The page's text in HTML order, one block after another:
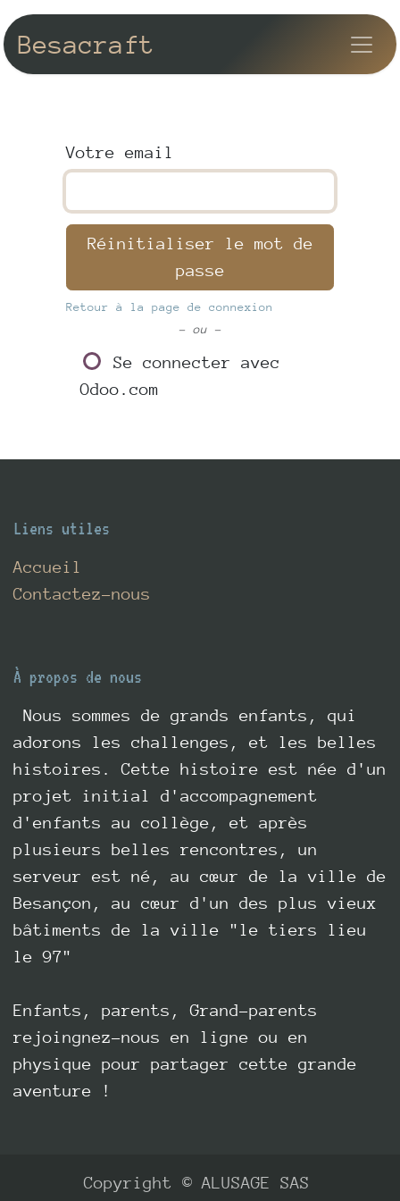
Se rendre au contenu
Besacraft
Votre email
Réinitialiser le mot de
passe
Retour à la page de connexion
- ou -
Se connecter avec
Odoo.com
Liens utiles
Accueil
Contactez-nous
À propos de nous
Nous sommes de grands enfants, qui
adorons les challenges, et les belles
histoires. Cette histoire est née d'un
projet initial d'accompagnement
d'enfants au collège, et après
plusieurs belles rencontres, un
serveur est né, au cœur de la ville de
Besançon, au cœur d'un des plus vieux
bâtiments de la ville "le tiers lieu
le 97"
Enfants, parents, Grand-parents
rejoingnez-nous en ligne ou en
physique pour partager cette grande
aventure !
Copyright © ALUSAGE SAS